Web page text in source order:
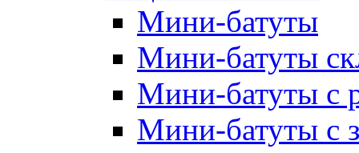
Мини-батуты
Мини-батуты
Мини-батуты с
Мини-батуты с